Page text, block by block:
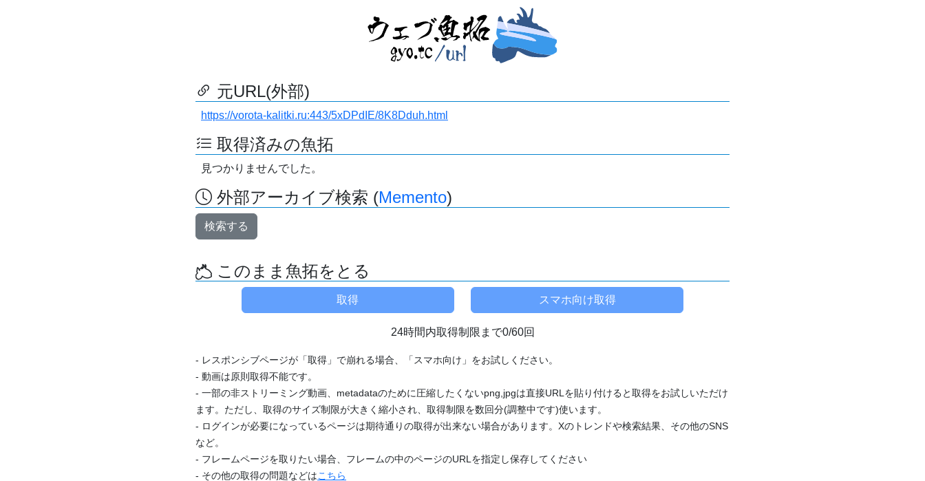
元URL(外部)
https://vorota-kalitki.ru:443/5xDPdIE/8K8Dduh.html
取得済みの魚拓
見つかりませんでした。
外部アーカイブ検索 (Memento)
検索する
このまま魚拓をとる
24時間内取得制限まで0/60回
- レスポンシブページが「取得」で崩れる場合、「スマホ向け」をお試しください。
- 動画は原則取得不能です。
- 一部の非ストリーミング動画、metadataのために圧縮したくないpng,jpgは直接URLを貼り付けると取得をお試しいただけ
ます。ただし、取得のサイズ制限が大きく縮小され、取得制限を数回分(調整中です)使います。
- ログインが必要になっているページは期待通りの取得が出来ない場合があります。Xのトレンドや検索結果、その他のSNS
など。
- フレームページを取りたい場合、フレームの中のページのURLを指定し保存してください
- その他の取得の問題などはこちら